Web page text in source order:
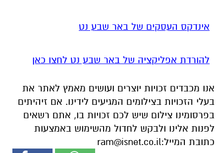
אינדקס העסקים של באר שבע נט
להורדת אפליקציה של באר שבע נט לחצו כאן
אנו מכבדים זכויות יוצרים ועושים מאמץ לאתר את
בעלי הזכויות בצילומים המגיעים לידינו. אם זיהיתים
בפרסומינו צילום שיש לכם זכויות בו, אתם רשאים
לפנות אלינו ולבקש לחדול מהשימוש באמצעות
כתובת המייל:ram@isnet.co.il